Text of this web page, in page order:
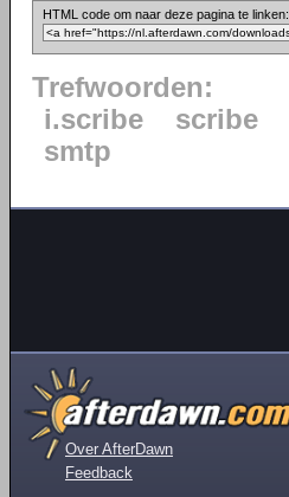
HTML code om naar deze pagina te linken:
Trefwoorden:
i.scribe
scribe
smtp
Over AfterDawn
Feedback